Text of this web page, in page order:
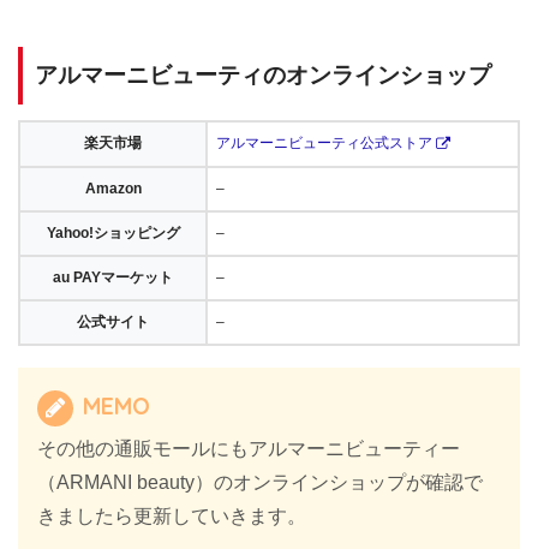
アルマーニビューティのオンラインショップ
楽天市場 アルマーニビューティ公式ストア
Amazon –
Yahoo!ショッピング –
au PAYマーケット –
公式サイト –
MEMO
その他の通販モールにもアルマーニビューティー
（ARMANI beauty）のオンラインショップが確認で
きましたら更新していきます。